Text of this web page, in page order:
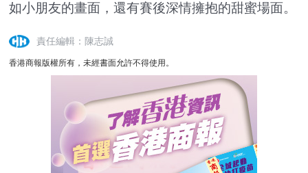
如小朋友的畫面，還有賽後深情擁抱的甜蜜場面。
責任編輯：陳志誠
香港商報版權所有，未經書面允許不得使用。